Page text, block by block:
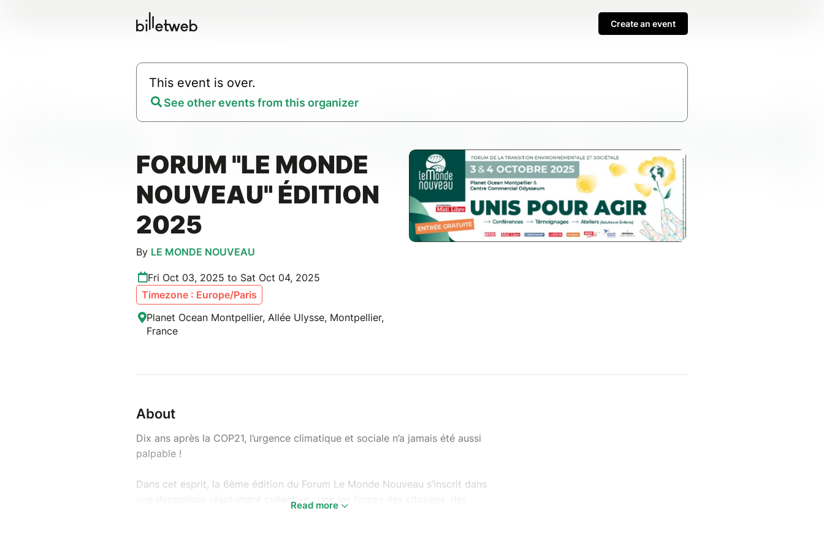
Create an event
This event is over.
See other events from this organizer
FORUM "LE MONDE
NOUVEAU" ÉDITION
2025
By LE MONDE NOUVEAU
Fri Oct 03, 2025 to Sat Oct 04, 2025
Timezone : Europe/Paris
Planet Ocean Montpellier, Allée Ulysse, Montpellier,
France
About
Dix ans après la COP21, l’urgence climatique et sociale n’a jamais été aussi
palpable !
Dans cet esprit, la 6ème édition du Forum Le Monde Nouveau s’inscrit dans
une dynamique résolument collective : unir les forces des citoyens, des
Read more